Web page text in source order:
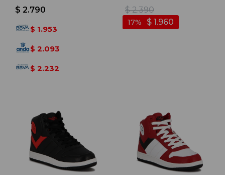
$ 2.790
$ 1.953
$ 2.093
$ 2.232
Claro
$ 2.390
$ 1.960
17